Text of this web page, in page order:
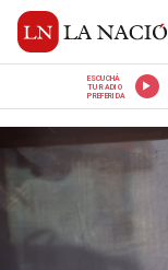
ESCUCHÁ
TU RADIO
PREFERIDA